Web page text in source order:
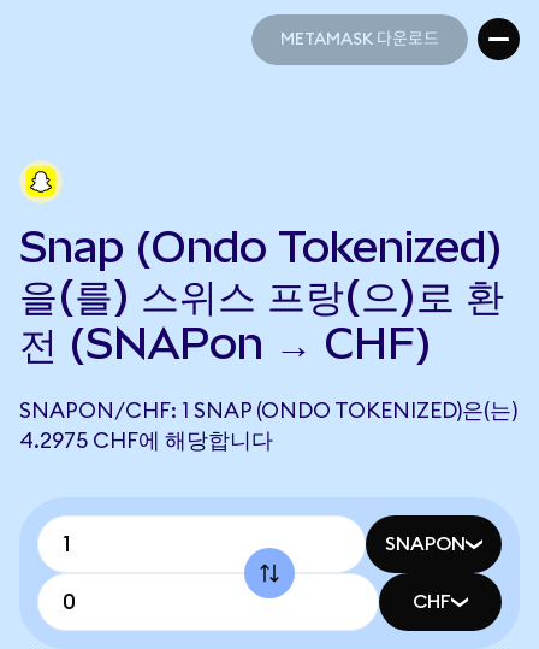
METAMASK 다운로드
Snap (Ondo Tokenized)
을(를) 스위스 프랑(으)로 환
전 (SNAPon → CHF)
SNAPON/CHF: 1 SNAP (ONDO TOKENIZED)은(는)
4.2975 CHF에 해당합니다
SNAPON
CHF